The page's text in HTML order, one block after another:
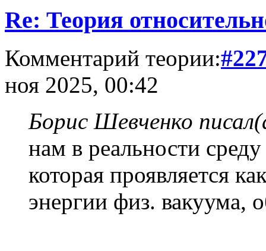
Re: Теория
Комментарий теории:
ноя 2025, 00:42
Борис Шевченко
нам в реальности
которая проявляется
энергии физ. вакуума,